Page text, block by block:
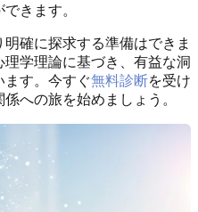
きます。
確に探求する準備はできま
学理論に基づき、有益な洞
ます。今すぐ無料診断を受け
への旅を始めましょう。